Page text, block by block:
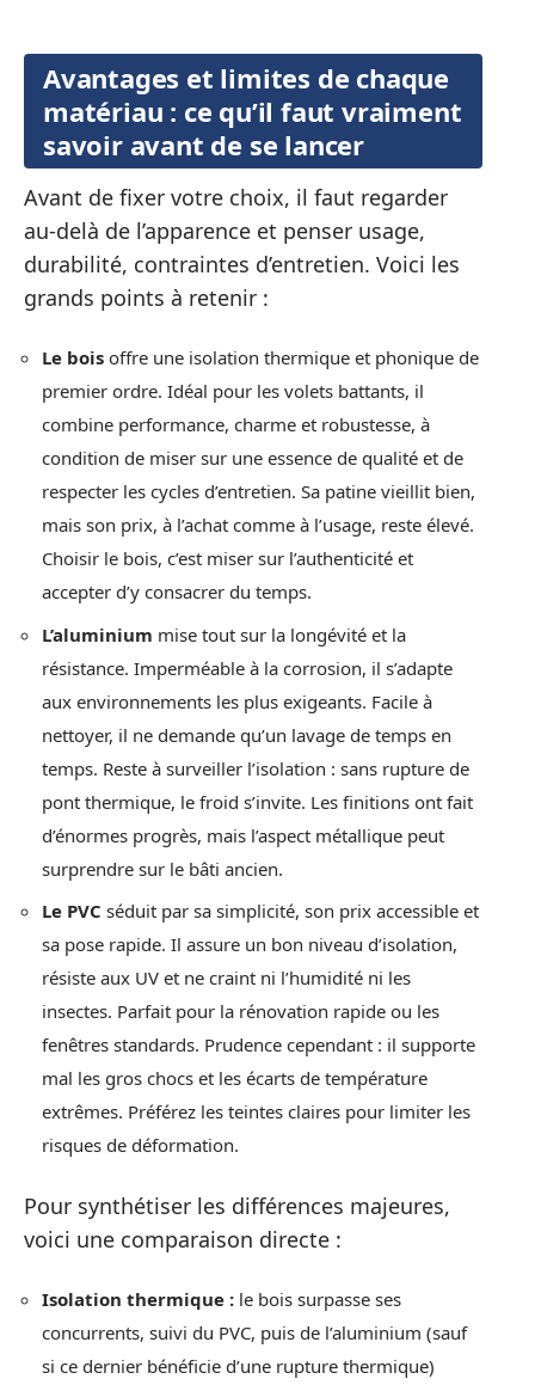
Avantages et limites de chaque
matériau : ce qu’il faut vraiment
savoir avant de se lancer
Avant de fixer votre choix, il faut regarder
au-delà de l’apparence et penser usage,
durabilité, contraintes d’entretien. Voici les
grands points à retenir :
Le bois offre une isolation thermique et phonique de
premier ordre. Idéal pour les volets battants, il
combine performance, charme et robustesse, à
condition de miser sur une essence de qualité et de
respecter les cycles d’entretien. Sa patine vieillit bien,
mais son prix, à l’achat comme à l’usage, reste élevé.
Choisir le bois, c’est miser sur l’authenticité et
accepter d’y consacrer du temps.
L’aluminium mise tout sur la longévité et la
résistance. Imperméable à la corrosion, il s’adapte
aux environnements les plus exigeants. Facile à
nettoyer, il ne demande qu’un lavage de temps en
temps. Reste à surveiller l’isolation : sans rupture de
pont thermique, le froid s’invite. Les finitions ont fait
d’énormes progrès, mais l’aspect métallique peut
surprendre sur le bâti ancien.
Le PVC séduit par sa simplicité, son prix accessible et
sa pose rapide. Il assure un bon niveau d’isolation,
résiste aux UV et ne craint ni l’humidité ni les
insectes. Parfait pour la rénovation rapide ou les
fenêtres standards. Prudence cependant : il supporte
mal les gros chocs et les écarts de température
extrêmes. Préférez les teintes claires pour limiter les
risques de déformation.
Pour synthétiser les différences majeures,
voici une comparaison directe :
Isolation thermique : le bois surpasse ses
concurrents, suivi du PVC, puis de l’aluminium (sauf
si ce dernier bénéficie d’une rupture thermique)